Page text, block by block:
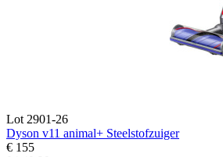
Lot 2901-26
Dyson v11 animal+ Steelstofzuiger
€ 155